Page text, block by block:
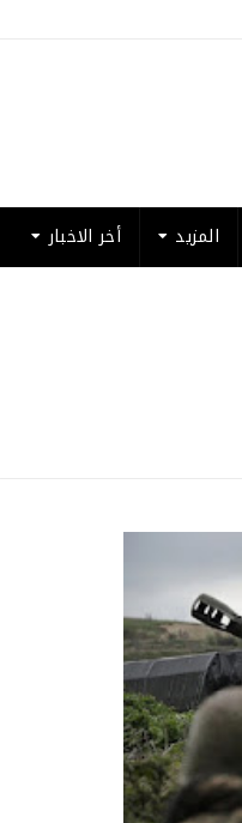
المزيد أخر الاخبار